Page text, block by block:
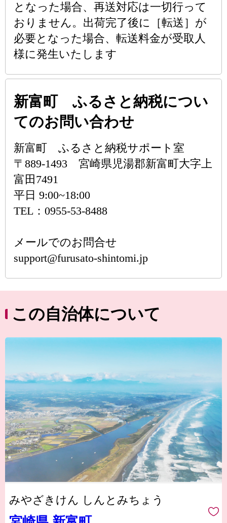
となった場合、再送対応は一切行って
おりません。出荷完了後に［転送］が
必要となった場合、転送料金が受取人
様に発生いたします
新富町 ふるさと納税につい
てのお問い合わせ
新富町 ふるさと納税サポート室
〒889-1493 宮崎県児湯郡新富町大字上
富田7491
平日 9:00~18:00
TEL：0955-53-8488
メールでのお問合せ
support@furusato-shintomi.jp
この自治体について
みやざきけん しんとみちょう